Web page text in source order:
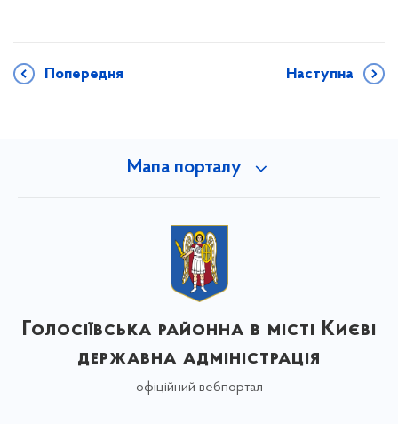
Попередня Наступна
Мапа порталу
Голосіївська районна в місті Києві
державна адміністрація
офіційний вебпортал